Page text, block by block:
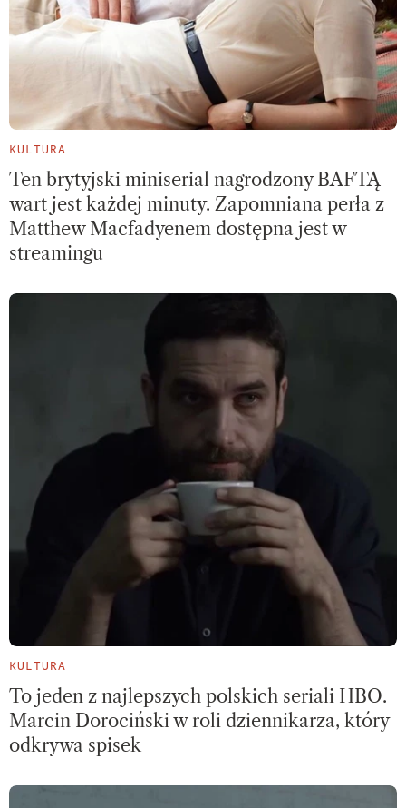
KULTURA
Ten brytyjski miniserial nagrodzony BAFTĄ
wart jest każdej minuty. Zapomniana perła z
Matthew Macfadyenem dostępna jest w
streamingu
KULTURA
To jeden z najlepszych polskich seriali HBO.
Marcin Dorociński w roli dziennikarza, który
odkrywa spisek